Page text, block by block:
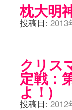
枕大明
投稿日: 2013
クリス
定戦：
よ！)
投稿日: 2012